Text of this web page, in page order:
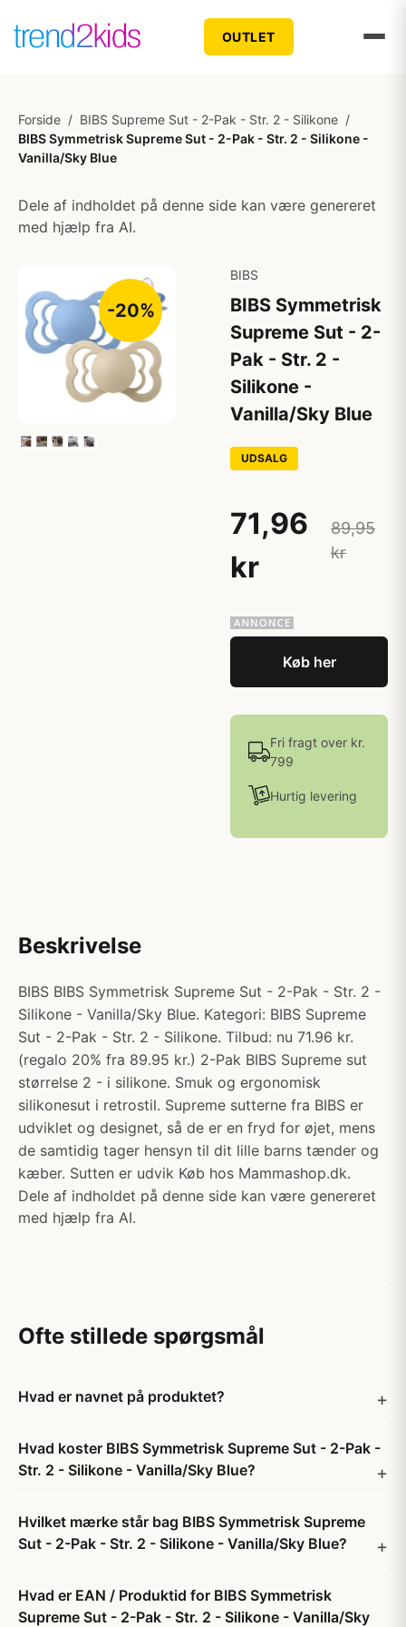
OUTLET
Forside / BIBS Supreme Sut - 2-Pak - Str. 2 - Silikone /
BIBS Symmetrisk Supreme Sut - 2-Pak - Str. 2 - Silikone -
Vanilla/Sky Blue
Dele af indholdet på denne side kan være genereret
med hjælp fra AI.
-20%
BIBS
BIBS Symmetrisk
Supreme Sut - 2-
Pak - Str. 2 -
Silikone -
Vanilla/Sky Blue
UDSALG
71,96
kr
89,95
kr
Køb her
Fri fragt over kr.
799
Hurtig levering
Beskrivelse
BIBS BIBS Symmetrisk Supreme Sut - 2-Pak - Str. 2 -
Silikone - Vanilla/Sky Blue. Kategori: BIBS Supreme
Sut - 2-Pak - Str. 2 - Silikone. Tilbud: nu 71.96 kr.
(regalo 20% fra 89.95 kr.) 2-Pak BIBS Supreme sut
størrelse 2 - i silikone. Smuk og ergonomisk
silikonesut i retrostil. Supreme sutterne fra BIBS er
udviklet og designet, så de er en fryd for øjet, mens
de samtidig tager hensyn til dit lille barns tænder og
kæber. Sutten er udvik Køb hos Mammashop.dk.
Dele af indholdet på denne side kan være genereret
med hjælp fra AI.
Ofte stillede spørgsmål
Hvad er navnet på produktet?
Hvad koster BIBS Symmetrisk Supreme Sut - 2-Pak -
Str. 2 - Silikone - Vanilla/Sky Blue?
Hvilket mærke står bag BIBS Symmetrisk Supreme
Sut - 2-Pak - Str. 2 - Silikone - Vanilla/Sky Blue?
Hvad er EAN / Produktid for BIBS Symmetrisk
Supreme Sut - 2-Pak - Str. 2 - Silikone - Vanilla/Sky